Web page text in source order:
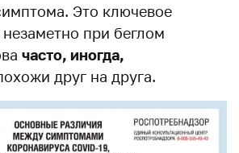
Это ключевое
при беглом
часто, иногда,
друг на друга.